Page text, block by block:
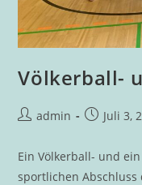
Völkerball-
Beitrags-
admin
BeitragJuli 3,
Ein Völkerball- und
sportlichen Abschluss